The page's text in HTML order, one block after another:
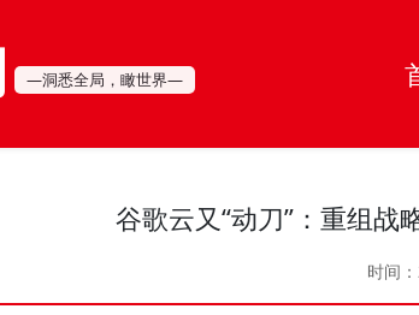
—洞悉全局，瞰世界—
谷歌云又“动刀”：重组战
时间